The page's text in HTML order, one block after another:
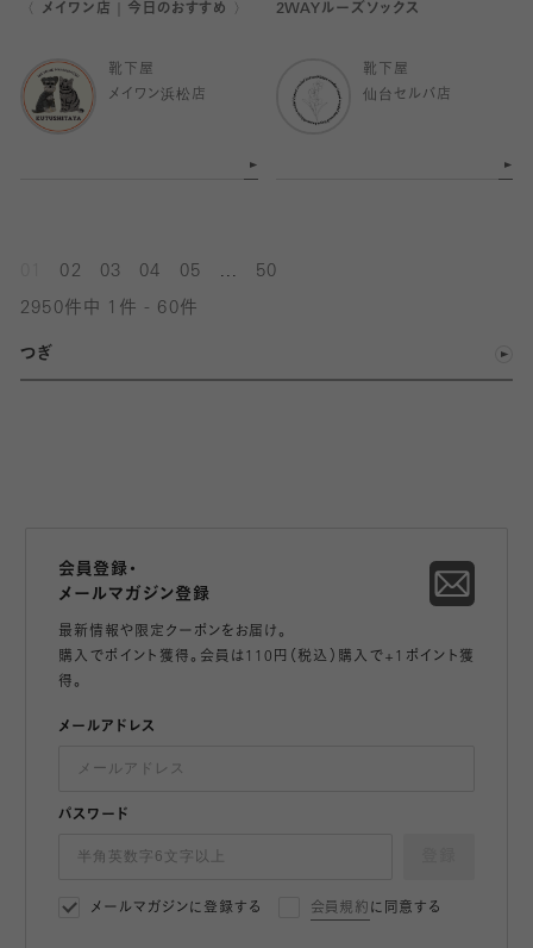
〈 メイワン店｜今日のおすすめ 〉
靴下屋
メイワン浜松店
2WAYルーズソックス
靴下屋
仙台セルバ店
02 03 04 05 50
2950件中 1件 - 60件
つぎ
会員登録・
メールマガジン登録
最新情報や限定クーポンをお届け。
購入でポイント獲得。会員は110円（税込）購入で+1ポイント獲
得。
メールアドレス
パスワード
メールマガジンに登録する 会員規約 に同意する